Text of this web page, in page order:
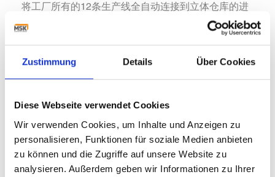
Zustimmung Details Über Cookies
Diese Webseite verwendet Cookies
Wir verwenden Cookies, um Inhalte und Anzeigen zu
personalisieren, Funktionen für soziale Medien anbieten
zu können und die Zugriffe auf unsere Website zu
analysieren. Außerdem geben wir Informationen zu Ihrer
将工厂所有的12条生产线全自动连接到立体仓库的进
料口。从规划到生产、设计到调试，整个项目由MSK
管理实施。
更多动态